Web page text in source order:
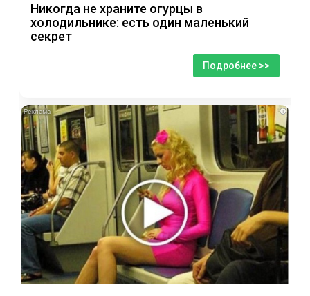
Никогда не храните огурцы в
холодильнике: есть один маленький
секрет
Подробнее >>
i